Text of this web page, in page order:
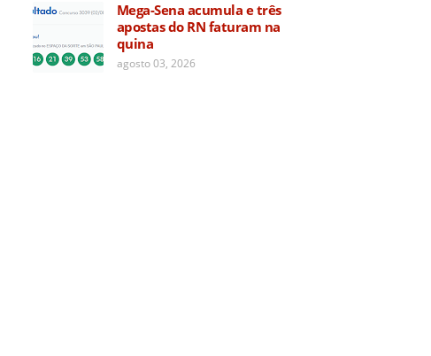
Mega-Sena acumula e três
apostas do RN faturam na
quina
agosto 03, 2026